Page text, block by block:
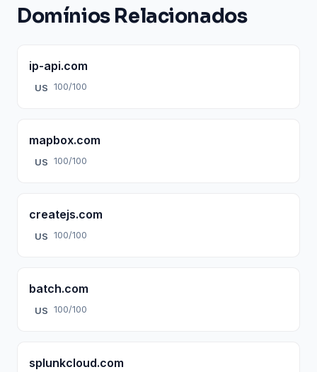
Domínios Relacionados
ip-api.com
US 100/100
mapbox.com
US 100/100
createjs.com
US 100/100
batch.com
US 100/100
splunkcloud.com